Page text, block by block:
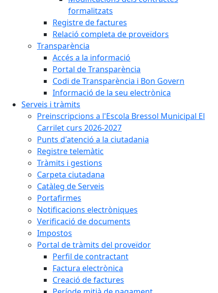
formalitzats
Registre de factures
Relació completa de proveïdors
Transparència
Accés a la informació
Portal de Transparència
Codi de Transparència i Bon Govern
Informació de la seu electrònica
Serveis i tràmits
Preinscripcions a l'Escola Bressol Municipal El
Carrilet curs 2026-2027
Punts d'atenció a la ciutadania
Registre telemàtic
Tràmits i gestions
Carpeta ciutadana
Catàleg de Serveis
Portafirmes
Notificacions electròniques
Verificació de documents
Impostos
Portal de tràmits del proveïdor
Perfil de contractant
Factura electrònica
Creació de factures